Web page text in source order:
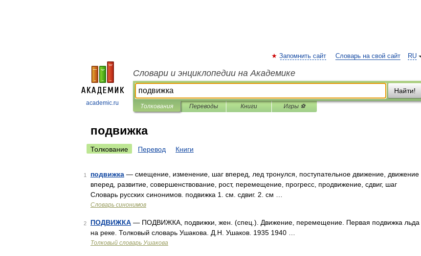
academic.ru
RU
Запомнить сайт Словарь на свой сайт
Словари и энциклопедии на Академике
Найти!
Толкования Переводы Книги Игры ⚽
подвижка
Толкование Перевод Книги
1 подвижка — смещение, изменение, шаг вперед, лед тронулся, поступательное движение, движение
вперед, развитие, совершенствование, рост, перемещение, прогресс, продвижение, сдвиг, шаг
Словарь русских синонимов. подвижка 1. см. сдвиг. 2. см …
Словарь синонимов
2 ПОДВИЖКА — ПОДВИЖКА, подвижки, жен. (спец.). Движение, перемещение. Первая подвижка льда
на реке. Толковый словарь Ушакова. Д.Н. Ушаков. 1935 1940 …
Толковый словарь Ушакова